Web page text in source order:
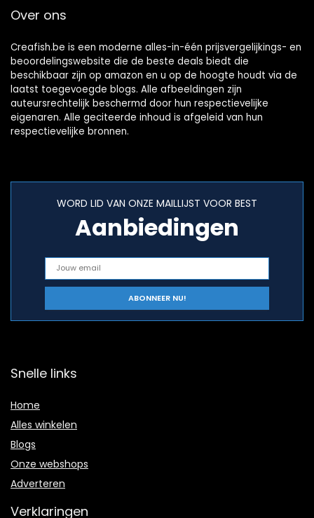
Over ons
Creafish.be is een moderne alles-in-één prijsvergelijkings- en
beoordelingswebsite die de beste deals biedt die
beschikbaar zijn op amazon en u op de hoogte houdt via de
laatst toegevoegde blogs. Alle afbeeldingen zijn
auteursrechtelijk beschermd door hun respectievelijke
eigenaren. Alle geciteerde inhoud is afgeleid van hun
respectievelijke bronnen.
WORD LID VAN ONZE MAILLIJST VOOR BEST
Aanbiedingen
Snelle links
Home
Alles winkelen
Blogs
Onze webshops
Adverteren
Verklaringen